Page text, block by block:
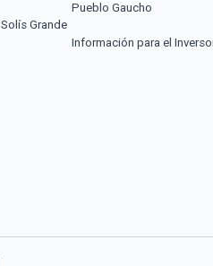
Solís Grande
Pueblo Gaucho
Información para el